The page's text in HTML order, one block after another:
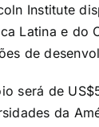
Institute
Latina e do
de
será de
da